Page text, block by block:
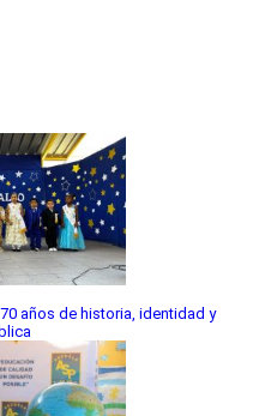
años de historia, identidad y